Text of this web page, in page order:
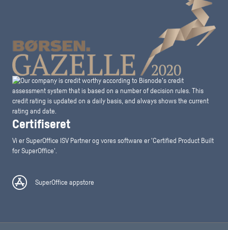
Certifiseret
Vi er SuperOffice ISV Partner og vores software er 'Certified Product Built
for SuperOffice'.
SuperOffice appstore
SuperOffice appstore